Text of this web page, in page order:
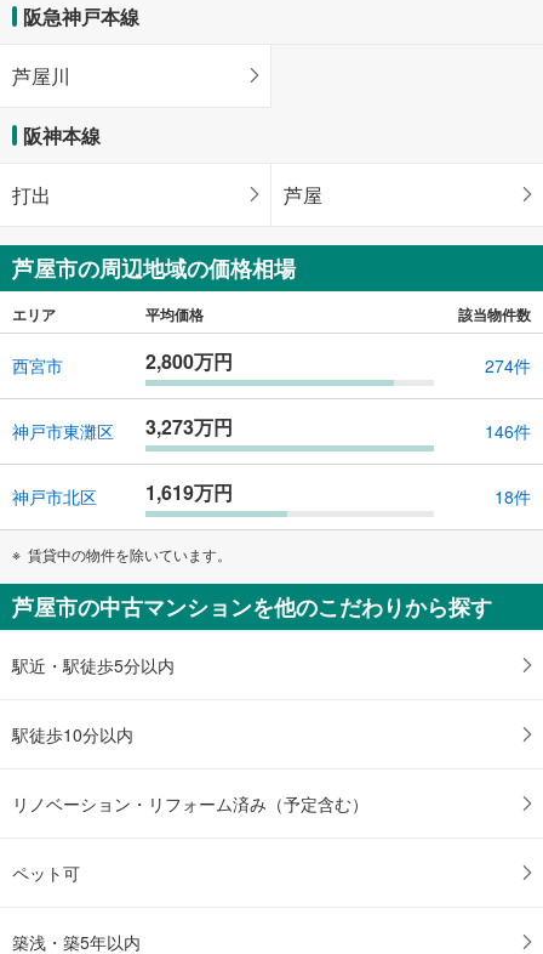
阪急神戸本線
芦屋川
阪神本線
打出 芦屋
芦屋市の周辺地域の価格相場
エリア 平均価格 該当物件数
西宮市 2,800万円 274件
神戸市東灘区 3,273万円 146件
神戸市北区 1,619万円 18件
賃貸中の物件を除いています。
芦屋市の中古マンションを他のこだわりから探す
駅近・駅徒歩5分以内
駅徒歩10分以内
リノベーション・リフォーム済み（予定含む）
ペット可
築浅・築5年以内